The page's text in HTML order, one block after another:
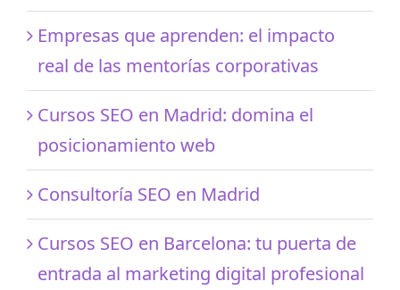
Empresas que aprenden: el impacto
real de las mentorías corporativas
Cursos SEO en Madrid: domina el
posicionamiento web
Consultoría SEO en Madrid
Cursos SEO en Barcelona: tu puerta de
entrada al marketing digital profesional